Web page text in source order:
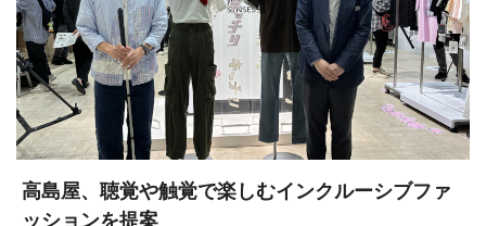
高島屋、聴覚や触覚で楽しむインクルーシブファ
ッションを提案